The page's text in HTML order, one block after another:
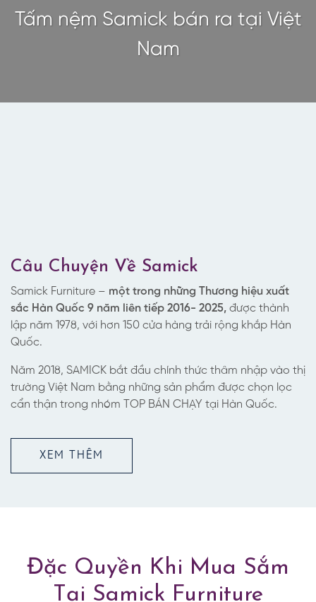
Tấm nệm Samick bán ra tại Việt
Nam
Câu Chuyện Về Samick
Samick Furniture – một trong những Thương hiệu xuất
sắc Hàn Quốc 9 năm liên tiếp 2016- 2025, được thành
lập năm 1978, với hơn 150 cửa hàng trải rộng khắp Hàn
Quốc.
Năm 2018, SAMICK bắt đầu chính thức thâm nhập vào thị
trường Việt Nam bằng những sản phẩm được chọn lọc
cẩn thận trong nhóm TOP BÁN CHẠY tại Hàn Quốc.
XEM THÊM
Đặc Quyền Khi Mua Sắm
Tại Samick Furniture